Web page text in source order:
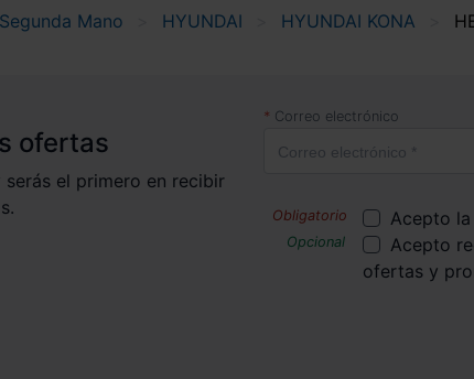
Mano HYUNDAI HYUNDAI KONA
ofertas
el primero en recibir
Correo electrónico
Acepto la
Acepto
ofertas y